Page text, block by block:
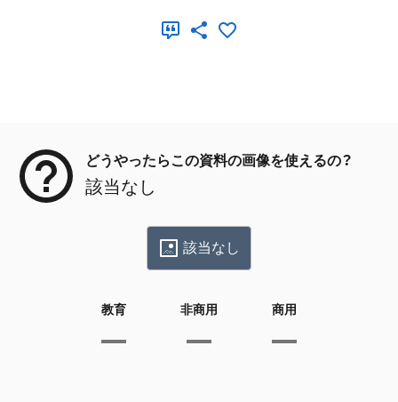
どうやったらこの資料の画像を使えるの？
該当なし
該当なし
教育 非商用 商用